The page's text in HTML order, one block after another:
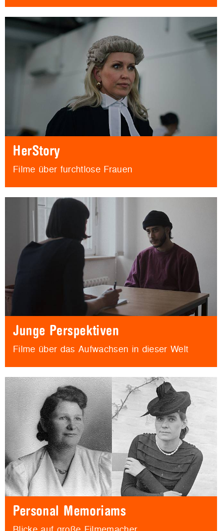
HerStory
Filme über furchtlose Frauen
Junge Perspektiven
Filme über das Aufwachsen in dieser Welt
Personal Memoriams